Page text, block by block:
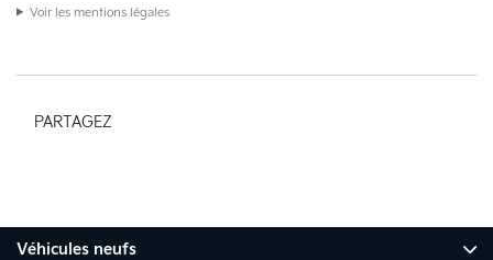
Voir les mentions légales
PARTAGEZ
Véhicules neufs